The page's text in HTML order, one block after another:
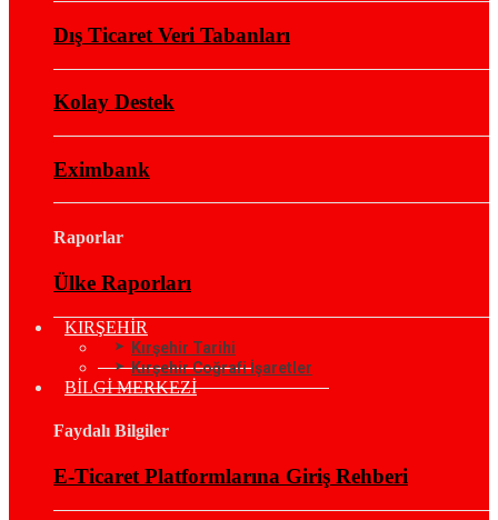
Dış Ticaret Veri Tabanları
Kolay Destek
Eximbank
Raporlar
Ülke Raporları
KIRŞEHİR
Kırşehir Tarihi
Kırşehir Coğrafi İşaretler
BİLGİ MERKEZİ
Faydalı Bilgiler
E-Ticaret Platformlarına Giriş Rehberi